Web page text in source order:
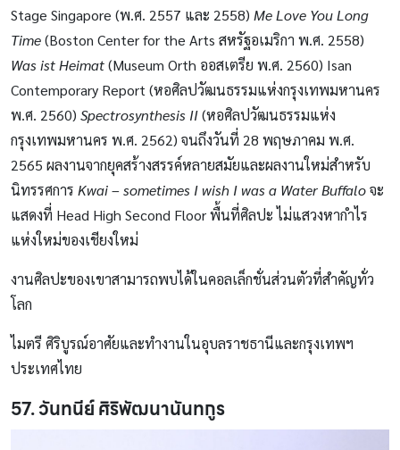
Stage Singapore (พ.ศ. 2557 และ 2558) Me Love You Long
Time(Boston Center for the Arts สหรัฐอเมริกา พ.ศ. 2558)
Was ist Heimat(Museum Orth ออสเตรีย พ.ศ. 2560) Isan
Contemporary Report (หอศิลปวัฒนธรรมแห่งกรุงเทพมหานคร
พ.ศ. 2560) Spectrosynthesis II(หอศิลปวัฒนธรรมแห่ง
กรุงเทพมหานคร พ.ศ. 2562) จนถึงวันที่ 28 พฤษภาคม พ.ศ.
2565 ผลงานจากยุคสร้างสรรค์หลายสมัยและผลงานใหม่สำหรับ
นิทรรศการ Kwai – sometimes I wish I was a Water Buffaloจะ
แสดงที่ Head High Second Floor พื้นที่ศิลปะ ไม่แสวงหากำไร
แห่งใหม่ของเชียงใหม่
งานศิลปะของเขาสามารถพบได้ในคอลเล็กชั่นส่วนตัวที่สำคัญทั่ว
โลก
ไมตรี ศิริบูรณ์อาศัยและทำงานในอุบลราชธานีและกรุงเทพฯ
ประเทศไทย
57. วันทนีย์ ศิริพัฒนานันทกูร